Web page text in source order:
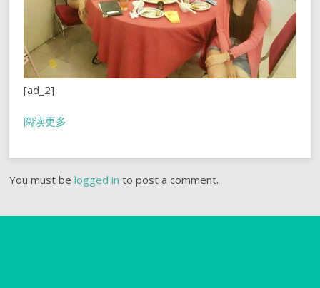
[ad_2]
阅读更多
You must belogged in to post a comment.